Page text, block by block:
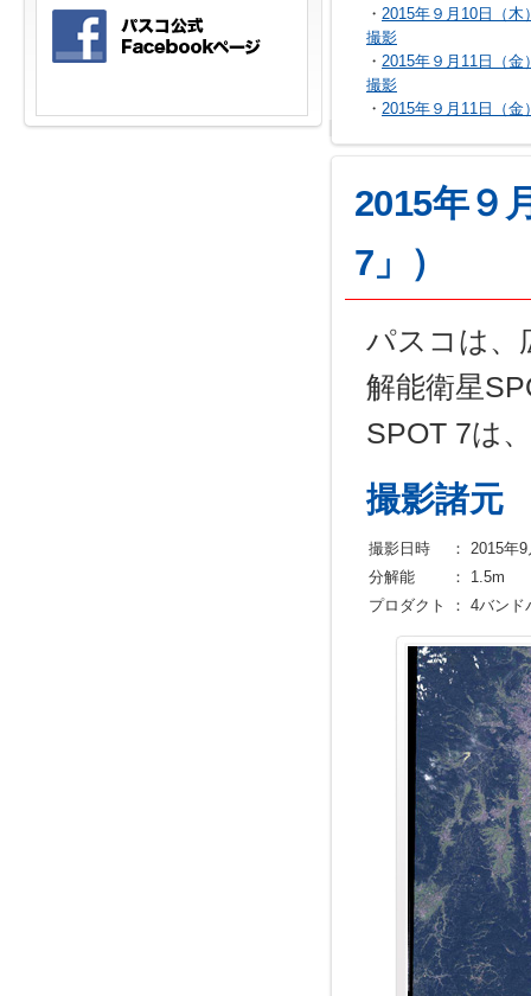
・ 2015年９月10日（
撮影
・ 2015年９月11日（
撮影
・ 2015年９月11日（
2015年９
7」）
パスコは、
解能衛星
SPOT 7は
撮影諸元
撮影日時 ： 2015年
分解能
：
1.5m
プロダクト
： 4バンド